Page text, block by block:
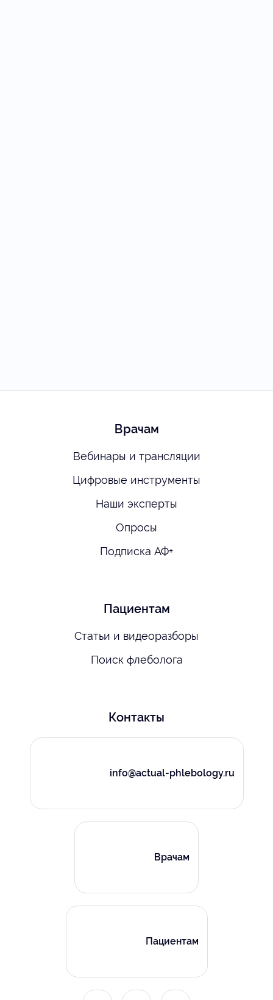
Врачам
Вебинары и трансляции
Цифровые инструменты
Наши эксперты
Опросы
Подписка АФ+
Пациентам
Статьи и видеоразборы
Поиск флеболога
Контакты
info@actual-phlebology.ru
Врачам
Пациентам